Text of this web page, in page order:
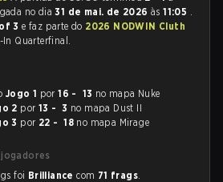
no dia31 de mai. de 2026às11:05 .
3e faz parte do 2026 NODWIN Cluth
In Quarterfinal.
Jogo 1 por16 - 13 no mapa Nuke
2 por 13 - 3 no mapa Dust II
3 por 22 - 18 no mapa Mirage
foi Brilliance com 71 frags.